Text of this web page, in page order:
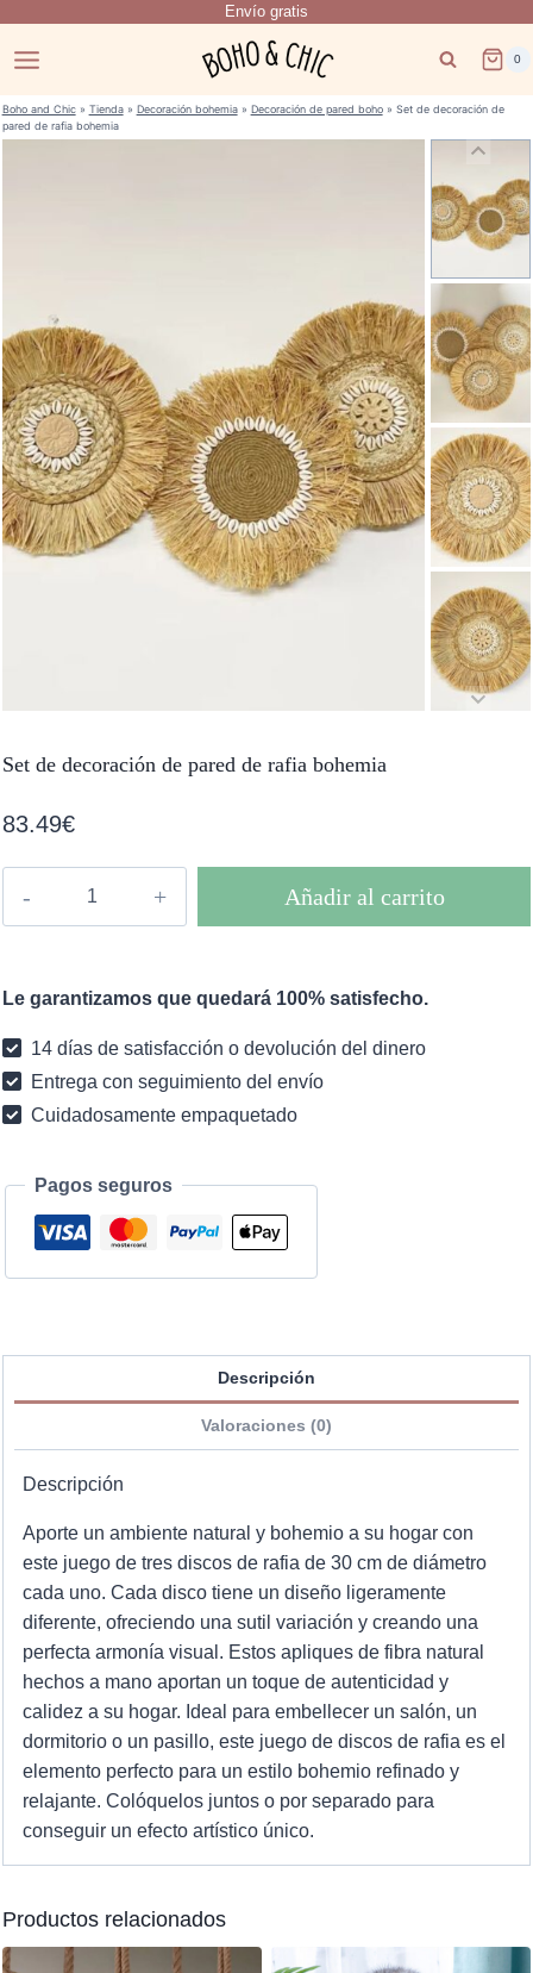
contenido
Envío gratis
0
Boho and Chic» Tienda» Decoración bohemia» Decoración de pared boho» Set de decoración de
pared de rafia bohemia
Set de decoración de pared de rafia bohemia
83.49€
pared
rafia
bohemia
cantidad
Añadir al carrito
Le garantizamos que quedará 100% satisfecho.
14 días de satisfacción o devolución del dinero
Entrega con seguimiento del envío
Cuidadosamente empaquetado
Pagos seguros
Descripción
Valoraciones (0)
Descripción
Aporte un ambiente natural y bohemio a su hogar con
este juego de tres discos de rafia de 30 cm de diámetro
cada uno. Cada disco tiene un diseño ligeramente
diferente, ofreciendo una sutil variación y creando una
perfecta armonía visual. Estos apliques de fibra natural
hechos a mano aportan un toque de autenticidad y
calidez a su hogar. Ideal para embellecer un salón, un
dormitorio o un pasillo, este juego de discos de rafia es el
elemento perfecto para un estilo bohemio refinado y
relajante. Colóquelos juntos o por separado para
conseguir un efecto artístico único.
Productos relacionados